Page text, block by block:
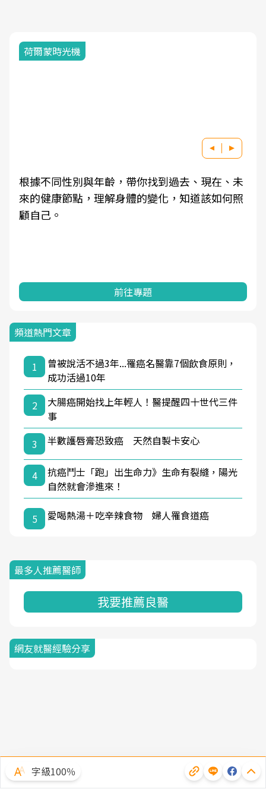
荷爾蒙時光機
根據不同性別與年齡，帶你找到過去、現在、未
來的健康節點，理解身體的變化，知道該如何照
顧自己。
前往專題
頻道熱門文章
1
曾被說活不過3年...罹癌名醫靠7個飲食原則，
成功活過10年
2
大腸癌開始找上年輕人！醫提醒四十世代三件
事
3
半數護唇膏恐致癌 天然自製卡安心
4
抗癌鬥士「跑」出生命力》生命有裂縫，陽光
自然就會滲進來！
5 愛喝熱湯＋吃辛辣食物 婦人罹食道癌
最多人推薦醫師
我要推薦良醫
網友就醫經驗分享
字級100％